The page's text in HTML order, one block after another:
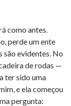
como antes.
perde um ente
são evidentes. No
de rodas —
ter sido uma
e ela começou
pergunta: